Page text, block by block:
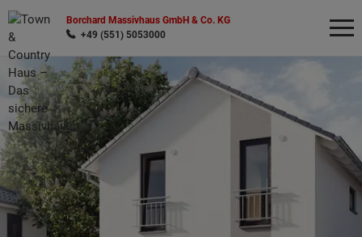
Borchard Massivhaus GmbH & Co. KG
+49 (551) 5053000
Wonach möchten Sie suchen?